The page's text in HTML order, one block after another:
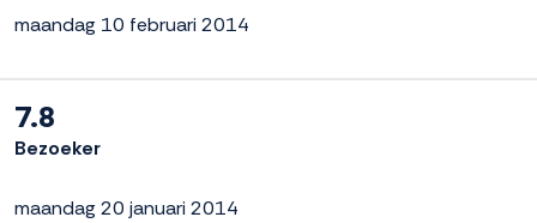
maandag 10 februari 2014
7.8
Bezoeker
maandag 20 januari 2014